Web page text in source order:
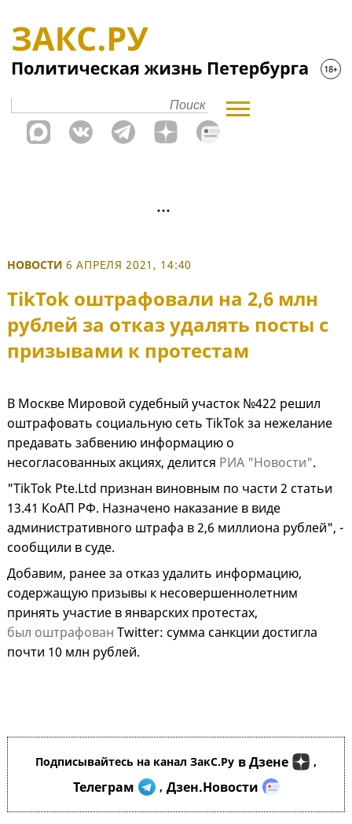
НОВОСТИ 6 АПРЕЛЯ 2021, 14:40
TikTok оштрафовали на 2,6 млн
рублей за отказ удалять посты с
призывами к протестам
В Москве Мировой судебный участок №422 решил
оштрафовать социальную сеть TikTok за нежелание
предавать забвению информацию о
несогласованных акциях, делится РИА "Новости".
"TikTok Pte.Ltd признан виновным по части 2 статьи
13.41 КоАП РФ. Назначено наказание в виде
административного штрафа в 2,6 миллиона рублей", -
сообщили в суде.
Добавим, ранее за отказ удалить информацию,
содержащую призывы к несовершеннолетним
принять участие в январских протестах,
был оштрафован Twitter: сумма санкции достигла
почти 10 млн рублей.
Подписывайтесь на канал ЗакС.Ру в Дзене ,
Телеграм , Дзен.Новости